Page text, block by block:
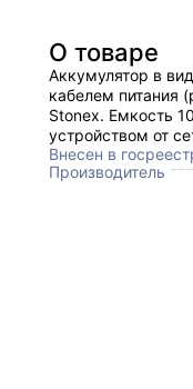
О товаре
Аккумулятор в
кабелем питания
Stonex. Емкость
устройством от
Внесен в
Производитель